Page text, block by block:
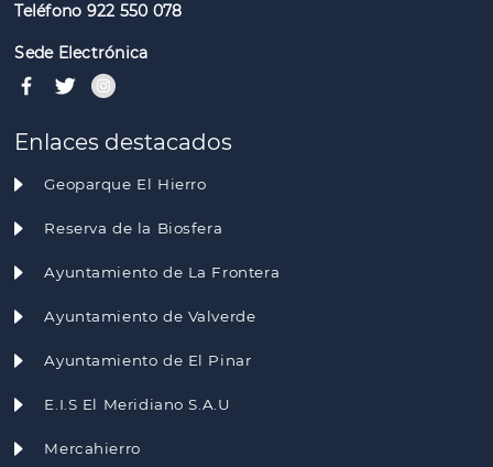
Teléfono 922 550 078
Sede Electrónica
Enlaces destacados
Geoparque El Hierro
Reserva de la Biosfera
Ayuntamiento de La Frontera
Ayuntamiento de Valverde
Ayuntamiento de El Pinar
E.I.S El Meridiano S.A.U
Mercahierro